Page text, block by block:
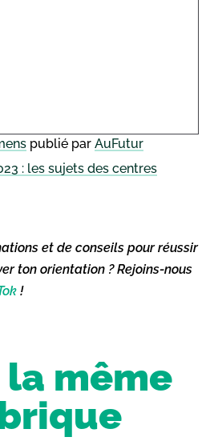
publié par AuFutur
: les sujets des centres
et de conseils pour réussir
ton orientation ? Rejoins-nous
!
la même